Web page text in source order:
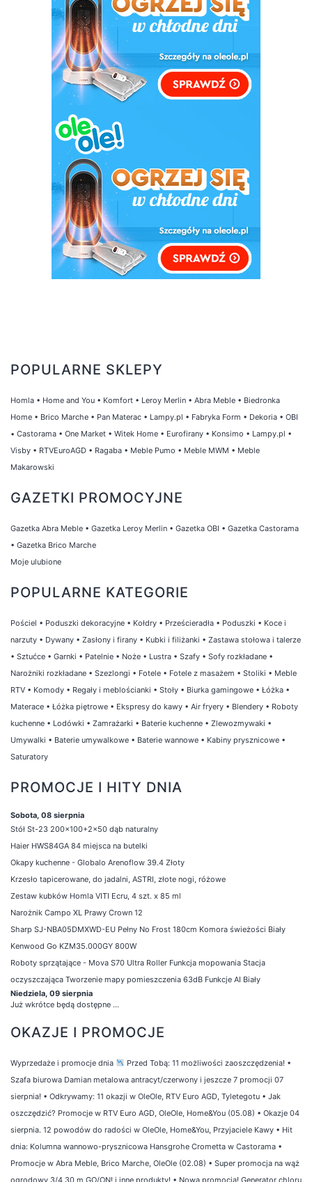
POPULARNE SKLEPY
Homla • Home and You • Komfort • Leroy Merlin • Abra Meble • Biedronka
Home • Brico Marche • Pan Materac • Lampy.pl • Fabryka Form • Dekoria • OBI
• Castorama • One Market • Witek Home • Eurofirany • Konsimo • Lampy.pl •
Visby • RTVEuroAGD • Ragaba • Meble Pumo • Meble MWM • Meble
Makarowski
GAZETKI PROMOCYJNE
Gazetka Abra Meble • Gazetka Leroy Merlin • Gazetka OBI • Gazetka Castorama
• Gazetka Brico Marche
Moje ulubione
POPULARNE KATEGORIE
Pościel • Poduszki dekoracyjne • Kołdry • Prześcieradła • Poduszki • Koce i
narzuty • Dywany • Zasłony i firany • Kubki i filiżanki • Zastawa stołowa i talerze
• Sztućce • Garnki • Patelnie • Noże • Lustra • Szafy • Sofy rozkładane •
Narożniki rozkładane • Szezlongi • Fotele • Fotele z masażem • Stoliki • Meble
RTV • Komody • Regały i meblościanki • Stoły • Biurka gamingowe • Łóżka •
Materace • Łóżka piętrowe • Ekspresy do kawy • Air fryery • Blendery • Roboty
kuchenne • Lodówki • Zamrażarki • Baterie kuchenne • Zlewozmywaki •
Umywalki • Baterie umywalkowe • Baterie wannowe • Kabiny prysznicowe •
Saturatory
PROMOCJE I HITY DNIA
Sobota, 08 sierpnia
Stół St-23 200x100+2x50 dąb naturalny
Haier HWS84GA 84 miejsca na butelki
Okapy kuchenne - Globalo Arenoflow 39.4 Złoty
Krzesło tapicerowane, do jadalni, ASTRI, złote nogi, różowe
Zestaw kubków Homla VITI Ecru, 4 szt. x 85 ml
Narożnik Campo XL Prawy Crown 12
Sharp SJ-NBA05DMXWD-EU Pełny No Frost 180cm Komora świeżości Biały
Kenwood Go KZM35.000GY 800W
Roboty sprzątające - Mova S70 Ultra Roller Funkcja mopowania Stacja
oczyszczająca Tworzenie mapy pomieszczenia 63dB Funkcje AI Biały
Niedziela, 09 sierpnia
Już wkrótce będą dostępne ...
OKAZJE I PROMOCJE
Wyprzedaże i promocje dnia Przed Tobą: 11 możliwości zaoszczędzenia!•
Szafa biurowa Damian metalowa antracyt/czerwony i jeszcze 7 promocji 07
sierpnia! • Odkrywamy: 11 okazji w OleOle, RTV Euro AGD, Tyletegotu • Jak
oszczędzić? Promocje w RTV Euro AGD, OleOle, Home&You (05.08) • Okazje 04
sierpnia. 12 powodów do radości w OleOle, Home&You, Przyjaciele Kawy • Hit
dnia: Kolumna wannowo-prysznicowa Hansgrohe Crometta w Castorama •
Promocje w Abra Meble, Brico Marche, OleOle (02.08) • Super promocja na wąż
ogrodowy 3/4 30 m GO/ON! i inne produkty! • Nowa promocja! Generator chloru